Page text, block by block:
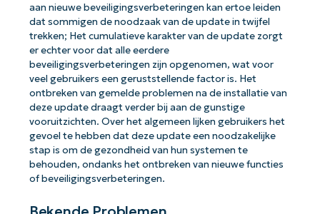
aan nieuwe beveiligingsverbeteringen kan ertoe leiden
dat sommigen de noodzaak van de update in twijfel
trekken; Het cumulatieve karakter van de update zorgt
er echter voor dat alle eerdere
beveiligingsverbeteringen zijn opgenomen, wat voor
veel gebruikers een geruststellende factor is. Het
ontbreken van gemelde problemen na de installatie van
deze update draagt verder bij aan de gunstige
vooruitzichten. Over het algemeen lijken gebruikers het
gevoel te hebben dat deze update een noodzakelijke
stap is om de gezondheid van hun systemen te
behouden, ondanks het ontbreken van nieuwe functies
of beveiligingsverbeteringen.